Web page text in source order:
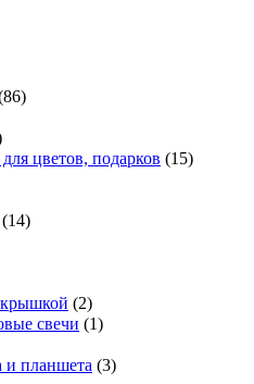
цветов, подарков (15)
(14)
(2)
свечи (1)
и планшета (3)